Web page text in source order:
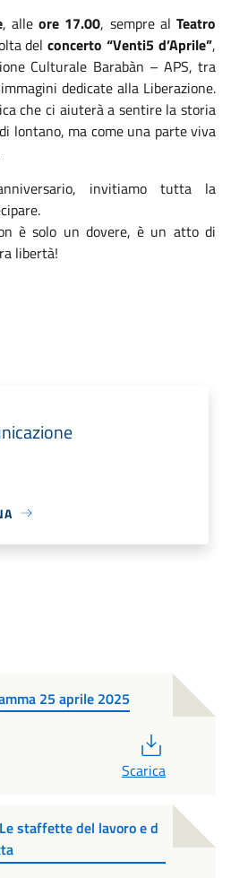
, alleore 17.00, sempre al Teatro
delconcerto “Venti5 d’Aprile”,
Culturale Barabàn – APS, tra
dedicate alla Liberazione.
che ci aiuterà a sentire la storia
lontano, ma come una parte viva
invitiamo tutta la
è solo un dovere, è un atto di
libertà!
25 aprile 2025
Scarica
staffette del lavoro e d